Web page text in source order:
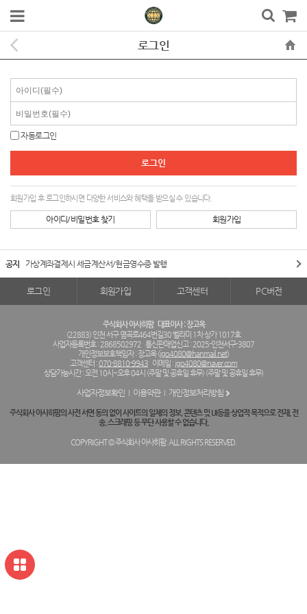
로그인
자동로그인
회원가입 후 로그인하시면 다양한 서비스와 혜택을 받으실 수 있습니다.
아이디/비밀번호 찾기 회원가입
공지 가상계좌결제시 세금계산서/현금영수증 발행
로그인 회원가입 고객센터 PC버전
주식회사 아사히팜 대표이사 : 장고옥
(22883) 인천 서구 염곡로464번길30 벨라미 1차 상가 1017호
사업자등록번호 : 2868502972 통신판매업신고 : 2025-인천서구-3807
개인정보보호책임자 : 장고옥 (jgo4080@hanmail.net)
고객센터 :070-8810-9943 이메일 : jgo4080@naver.com
상담가능시간 : 오전 10시~오후 04시 (주말 및 공휴일 휴무) (주말 및 공휴일 휴무)
사업자정보확인 이용약관 개인정보처리방침
주식회사 아사히팜의 사전 서면 동의 없이 사이트의 일체의 정보, 콘텐츠 및 UI등을 상업적 목적으로 전재, 전
송, 스크래핑 등 무단 사용할 수 없습니다.
COPYRIGHT © 주식회사 아사히팜. ALL RIGHTS RESERVED.